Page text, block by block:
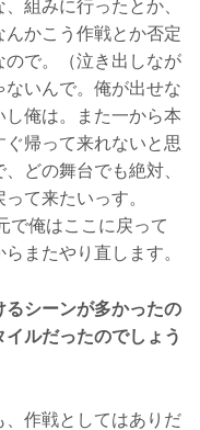
組みに行ったとか、
かこう作戦とか否定
ので。（泣き出しなが
いんで。俺が出せな
俺は。また一から本
帰って来れないと思
どの舞台でも絶対、
て来たいっす。
で俺はここに戻って
またやり直します。
シーンが多かったの
ルだったのでしょう
作戦としてはありだ